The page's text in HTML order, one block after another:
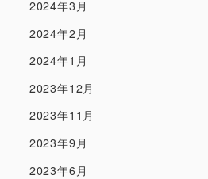
2024年3月
2024年2月
2024年1月
2023年12月
2023年11月
2023年9月
2023年6月